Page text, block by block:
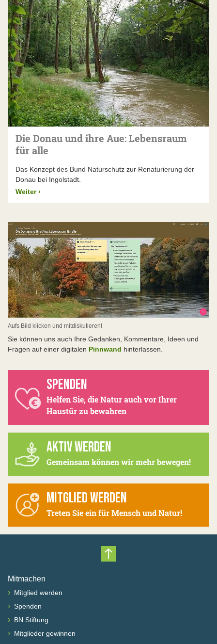
Die Donau und ihre Aue: Lebensraum
für alle
Das Konzept des Bund Naturschutz zur Renaturierung der
Donau bei Ingolstadt.
Weiter ›
Aufs Bild klicken und mitdiskutieren!
Sie können uns auch Ihre Gedanken, Kommentare, Ideen und
Fragen auf einer digitalen Pinnwand hinterlassen.
SPENDEN
Helfen Sie, die Natur auch vor Ihrer
Haustür zu bewahren
AKTIV WERDEN
Gemeinsam können wir mehr bewegen!
MITGLIED WERDEN
Treten Sie ein für Mensch und Natur!
Nach oben scrollen
Mitmachen
› Mitglied werden
› Spenden
› BN Stiftung
› Mitglieder gewinnen